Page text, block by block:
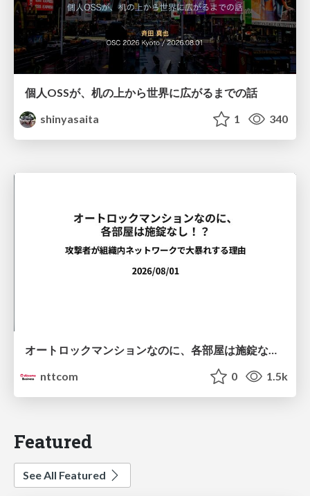
個人OSSが、机の上から世界に広がるまでの話
shinyasaita
1 340
オートロックマンションなのに、各部屋は施錠なし！？ 攻撃者が組織内ネットワークで大暴れする理由 / The Front Door Is Locked, but the Rooms Are Wide Open: Why Attackers Move Freely Inside Enterprise Networks
nttcom
0 1.5k
Featured
See All Featured